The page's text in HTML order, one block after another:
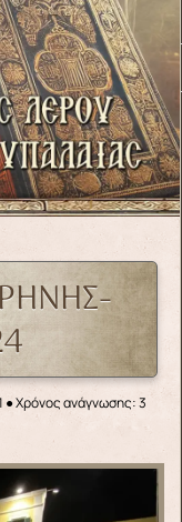
● Χρόνος ανάγνωσης: 3